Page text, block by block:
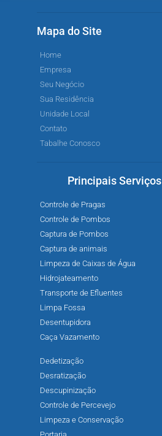
Mapa do Site
Home
Empresa
Seu Negócio
Sua Residência
Unidade Local
Contato
Tabalhe Conosco
Principais Serviços
Controle de Pragas
Controle de Pombos
Captura de Pombos
Captura de animais
Limpeza de Caixas de Água
Hidrojateamento
Transporte de Efluentes
Limpa Fossa
Desentupidora
Caça Vazamento
Dedetização
Desratização
Descupinização
Controle de Percevejo
Limpeza e Conservação